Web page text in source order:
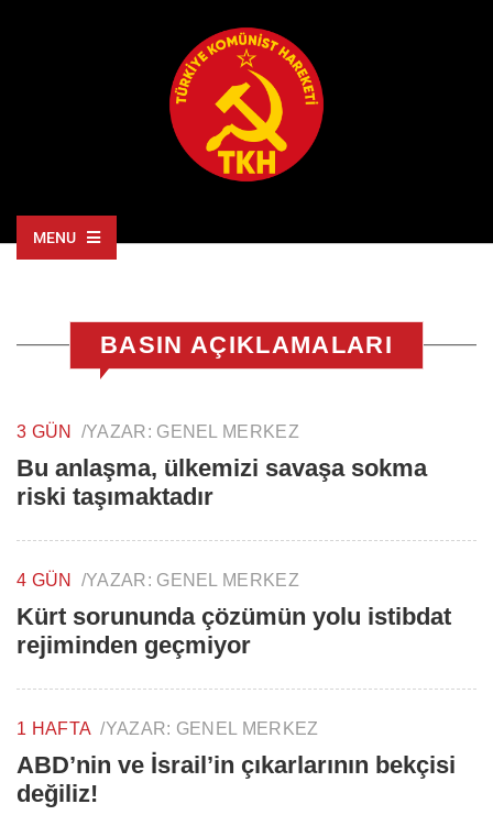
MENU
BASIN AÇIKLAMALARI
3 GÜN /YAZAR: GENEL MERKEZ
Bu anlaşma, ülkemizi savaşa sokma
riski taşımaktadır
4 GÜN /YAZAR: GENEL MERKEZ
Kürt sorununda çözümün yolu istibdat
rejiminden geçmiyor
1 HAFTA /YAZAR: GENEL MERKEZ
ABD’nin ve İsrail’in çıkarlarının bekçisi
değiliz!